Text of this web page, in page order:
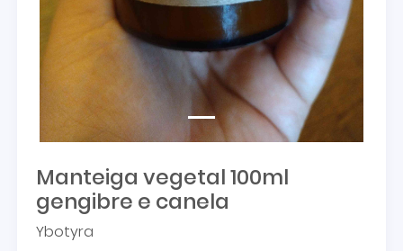
Manteiga vegetal 100ml
gengibre e canela
Ybotyra